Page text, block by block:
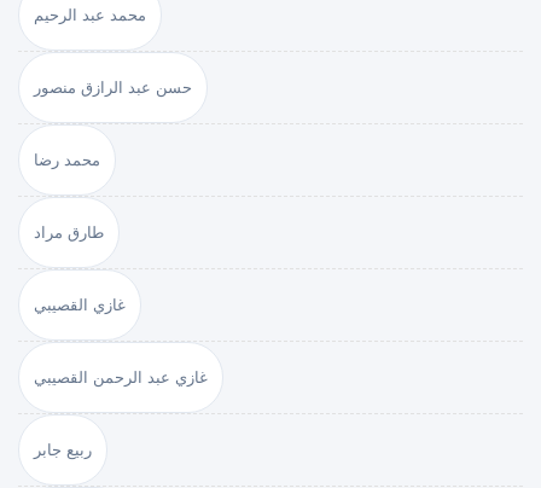
محمد عبد الرحيم
حسن عبد الرازق منصور
محمد رضا
طارق مراد
غازي القصيبي
غازي عبد الرحمن القصيبي
ربيع جابر